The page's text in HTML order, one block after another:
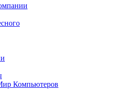
Компьютеров